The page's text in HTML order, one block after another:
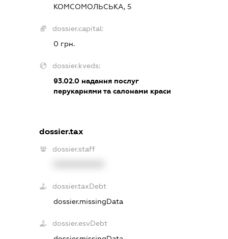
КОМСОМОЛЬСЬКА, 5
dossier.capital:
0 грн.
dossier.kveds:
93.02.0 надання послуг
перукарнями та салонами краси
dossier.tax
dossier.staff
dossier.taxDebt
dossier.missingData
dossier.esvDebt